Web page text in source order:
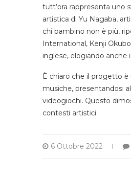
tutt’ora rappresenta uno
artistica di Yu Nagaba,
chi bambino non è più,
International, Kenji
inglese, elogiando anche
È chiaro che il progetto
musiche, presentandosi
videogiochi. Questo
contesti artistici.
6 Ottobre 2022